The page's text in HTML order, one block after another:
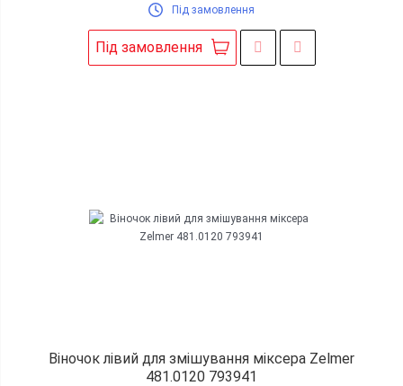
Під замовлення
Під замовлення
Віночок лівий для змішування міксера Zelmer
481.0120 793941